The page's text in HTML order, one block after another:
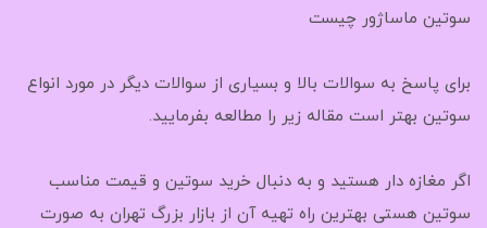
سوتین ماساژور چیست
برای پاسخ به سوالات بالا و بسیاری از سوالات دیگر در مورد انواع
سوتین بهتر است مقاله زیر را مطالعه بفرمایید.
اگر مغازه دار هستید و به دنبال خرید سوتین و قیمت مناسب
سوتین هستی بهترین راه تهیه آن از بازار بزرگ تهران به صورت